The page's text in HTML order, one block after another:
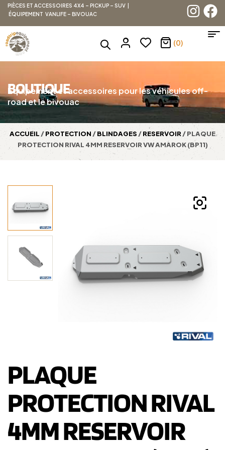
PIÈCES ET ACCESSOIRES 4X4 – PICKUP – SUV |
ÉQUIPEMENT VANLIFE – BIVOUAC
(0)
BOUTIQUE
Équipement et accessoires pour les véhicules off-
road et le bivouac
ACCUEIL /PROTECTION /BLINDAGES /RESERVOIR / PLAQUE
PROTECTION RIVAL 4MM RESERVOIR VW AMAROK (BP11)
PLAQUE
PROTECTION RIVAL
4MM RESERVOIR